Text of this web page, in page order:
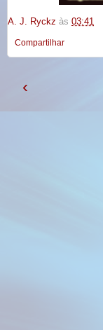
A. J. Ryckz às 03:41
Compartilhar
‹